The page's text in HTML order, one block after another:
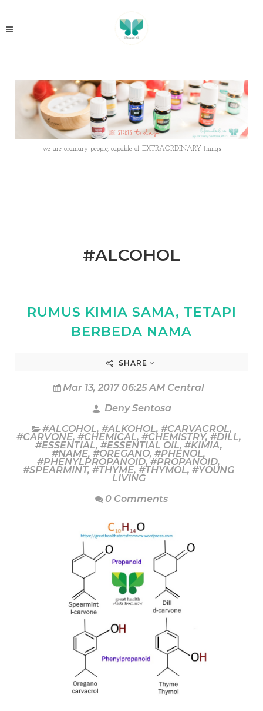
- we are ordinary people, capable of EXTRAORDINARY things -
#ALCOHOL
RUMUS KIMIA SAMA, TETAPI
BERBEDA NAMA
SHARE
Mar 13, 2017 06:25 AM Central
Deny Sentosa
#ALCOHOL, #ALKOHOL, #CARVACROL,
#CARVONE, #CHEMICAL, #CHEMISTRY, #DILL,
#ESSENTIAL, #ESSENTIAL OIL, #KIMIA,
#NAME, #OREGANO, #PHENOL,
#PHENYLPROPANOID,#PROPANOID,
#SPEARMINT, #THYME, #THYMOL, #YOUNG
LIVING
0 Comments